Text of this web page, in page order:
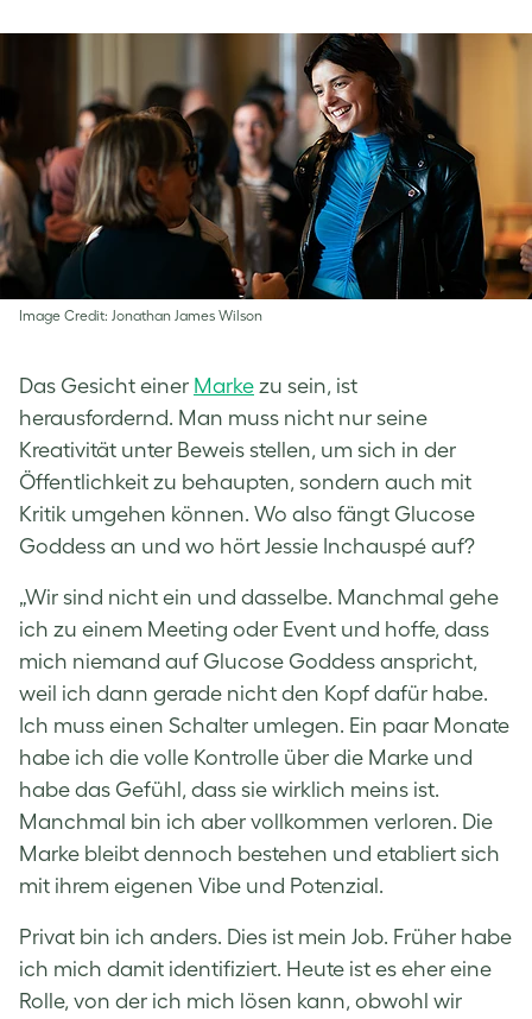
Image Credit: Jonathan James Wilson
Das Gesicht einer Marke zu sein, ist
herausfordernd. Man muss nicht nur seine
Kreativität unter Beweis stellen, um sich in der
Öffentlichkeit zu behaupten, sondern auch mit
Kritik umgehen können. Wo also fängt Glucose
Goddess an und wo hört Jessie Inchauspé auf?
„Wir sind nicht ein und dasselbe. Manchmal gehe
ich zu einem Meeting oder Event und hoffe, dass
mich niemand auf Glucose Goddess anspricht,
weil ich dann gerade nicht den Kopf dafür habe.
Ich muss einen Schalter umlegen. Ein paar Monate
habe ich die volle Kontrolle über die Marke und
habe das Gefühl, dass sie wirklich meins ist.
Manchmal bin ich aber vollkommen verloren. Die
Marke bleibt dennoch bestehen und etabliert sich
mit ihrem eigenen Vibe und Potenzial.
Privat bin ich anders. Dies ist mein Job. Früher habe
ich mich damit identifiziert. Heute ist es eher eine
Rolle, von der ich mich lösen kann, obwohl wir